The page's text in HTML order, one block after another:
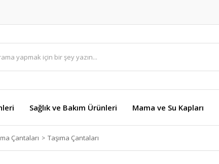
Sağlık ve Bakım Ürünleri Mama ve Su Kapları
Çantaları Taşıma Çantaları